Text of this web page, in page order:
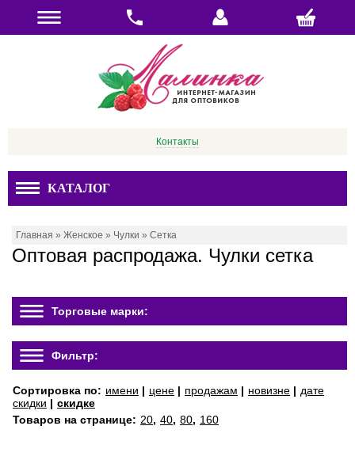
Контакты
КАТАЛОГ
Главная » Женское » Чулки » Сетка
Оптовая распродажа. Чулки сетка
Торговые марки:
Фильтр:
Сортировка по: имени | цене | продажам | новизне | дате
скидки | скидке
Товаров на странице: 20, 40, 80, 160